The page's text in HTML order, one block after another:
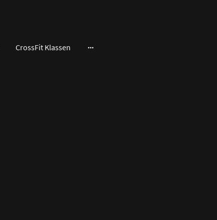
CrossFit Klassen